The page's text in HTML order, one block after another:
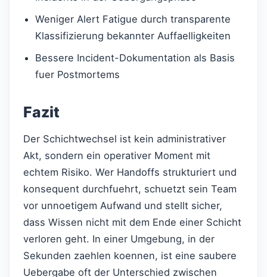
Weniger Alert Fatigue durch transparente
Klassifizierung bekannter Auffaelligkeiten
Bessere Incident-Dokumentation als Basis
fuer Postmortems
Fazit
Der Schichtwechsel ist kein administrativer
Akt, sondern ein operativer Moment mit
echtem Risiko. Wer Handoffs strukturiert und
konsequent durchfuehrt, schuetzt sein Team
vor unnoetigem Aufwand und stellt sicher,
dass Wissen nicht mit dem Ende einer Schicht
verloren geht. In einer Umgebung, in der
Sekunden zaehlen koennen, ist eine saubere
Uebergabe oft der Unterschied zwischen